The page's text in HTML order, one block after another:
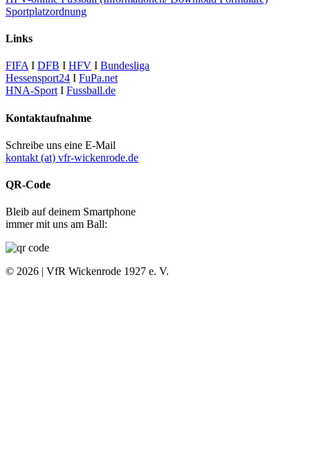
Sportplatzordnung
Links
FIFA I DFB I HFV I Bundesliga
Hessensport24 I FuPa.net
HNA-Sport I Fussball.de
Kontaktaufnahme
Schreibe uns eine E-Mail
kontakt (at) vfr-wickenrode.de
QR-Code
Bleib auf deinem Smartphone
immer mit uns am Ball:
© 2026 | VfR Wickenrode 1927 e. V.